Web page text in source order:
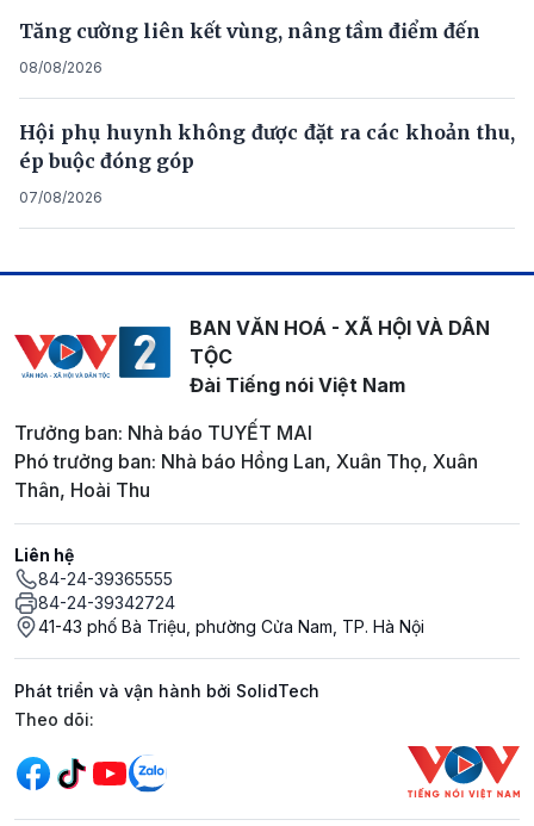
Tăng cường liên kết vùng, nâng tầm điểm đến
08/08/2026
Hội phụ huynh không được đặt ra các khoản thu,
ép buộc đóng góp
07/08/2026
BAN VĂN HOÁ - XÃ HỘI VÀ DÂN
TỘC
Đài Tiếng nói Việt Nam
Trưởng ban: Nhà báo TUYẾT MAI
Phó trưởng ban: Nhà báo Hồng Lan, Xuân Thọ, Xuân
Thân, Hoài Thu
Liên hệ
84-24-39365555
84-24-39342724
41-43 phố Bà Triệu, phường Cửa Nam, TP. Hà Nội
Phát triển và vận hành bởi SolidTech
Mạng xã hội
Theo dõi: